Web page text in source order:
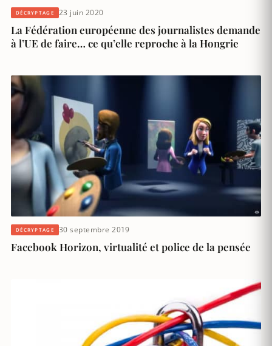
DÉCRYPTAGE 23 juin 2020
La Fédération européenne des journalistes demande
à l’UE de faire… ce qu’elle reproche à la Hongrie
DÉCRYPTAGE 30 septembre 2019
Facebook Horizon, virtualité et police de la pensée